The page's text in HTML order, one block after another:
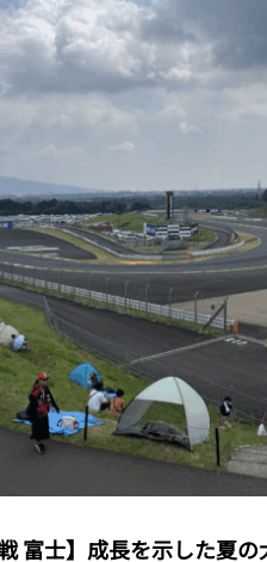
戦 富士】成長を示した夏